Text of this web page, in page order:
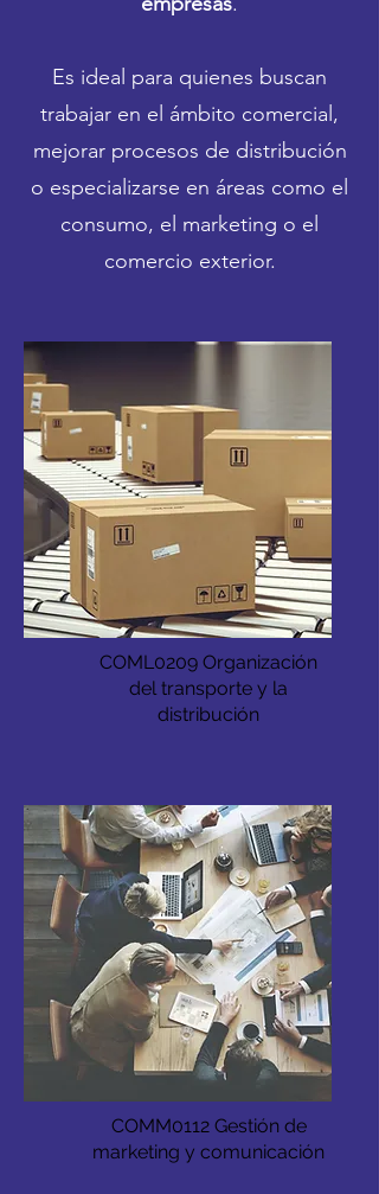
Es ideal para quienes buscan
trabajar en el ámbito comercial,
mejorar procesos de distribución
o especializarse en áreas como el
consumo, el marketing o el
comercio exterior.
COML0209 Organización
del transporte y la
distribución
COMM0112 Gestión de
marketing y comunicación